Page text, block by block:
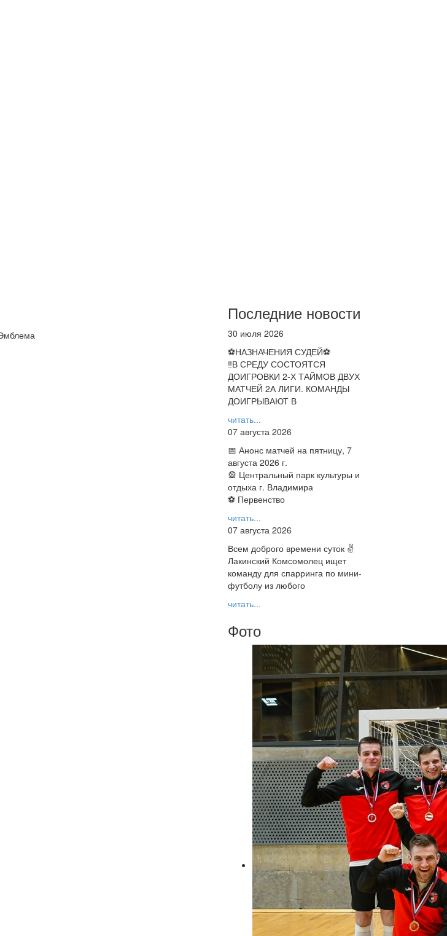
Последние новости
30 июля 2026
⚽НАЗНАЧЕНИЯ СУДЕЙ⚽
‼В СРЕДУ СОСТОЯТСЯ
ДОИГРОВКИ 2-Х ТАЙМОВ ДВУХ
МАТЧЕЙ 2А ЛИГИ. КОМАНДЫ
ДОИГРЫВАЮТ В
читать...
07 августа 2026
📅 Анонс матчей на пятницу, 7
августа 2026 г.
🎡 Центральный парк культуры и
отдыха г. Владимира
⚽ Первенство
читать...
07 августа 2026
Всем доброго времени суток ✌
Лакинский Комсомолец ищет
команду для спарринга по мини-
футболу из любого
читать...
Фото